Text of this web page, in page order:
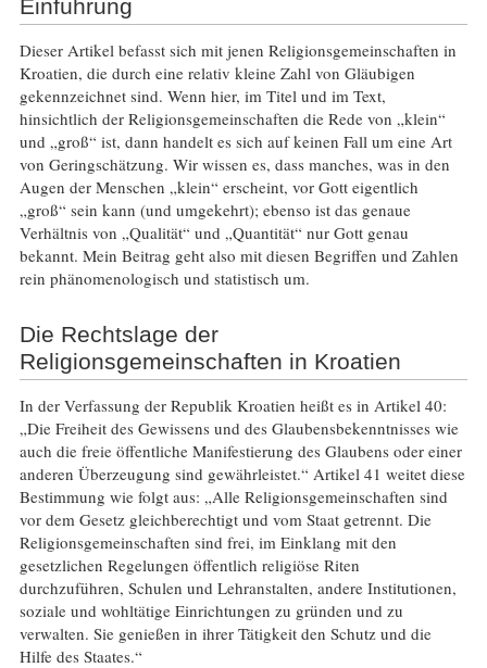
Einführung
Dieser Artikel befasst sich mit jenen Religionsgemeinschaften in
Kroatien, die durch eine relativ kleine Zahl von Gläubigen
gekennzeichnet sind. Wenn hier, im Titel und im Text,
hinsichtlich der Religionsgemeinschaften die Rede von „klein“
und „groß“ ist, dann handelt es sich auf keinen Fall um eine Art
von Geringschätzung. Wir wissen es, dass manches, was in den
Augen der Menschen „klein“ erscheint, vor Gott eigentlich
„groß“ sein kann (und umgekehrt); ebenso ist das genaue
Verhältnis von „Qualität“ und „Quantität“ nur Gott genau
bekannt. Mein Beitrag geht also mit diesen Begriffen und Zahlen
rein phänomenologisch und statistisch um.
Die Rechtslage der
Religionsgemeinschaften in Kroatien
In der Verfassung der Republik Kroatien heißt es in Artikel 40:
„Die Freiheit des Gewissens und des Glaubensbekenntnisses wie
auch die freie öffentliche Manifestierung des Glaubens oder einer
anderen Überzeugung sind gewährleistet.“ Artikel 41 weitet diese
Bestimmung wie folgt aus: „Alle Religionsgemeinschaften sind
vor dem Gesetz gleichberechtigt und vom Staat getrennt. Die
Religionsgemeinschaften sind frei, im Einklang mit den
gesetzlichen Regelungen öffentlich religiöse Riten
durchzuführen, Schulen und Lehranstalten, andere Institutionen,
soziale und wohltätige Einrichtungen zu gründen und zu
verwalten. Sie genießen in ihrer Tätigkeit den Schutz und die
Hilfe des Staates.“